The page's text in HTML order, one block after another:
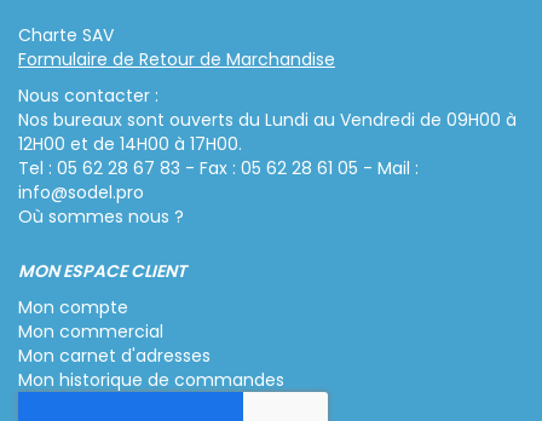
Charte SAV
Formulaire de Retour de Marchandise
Nous contacter :
Nos bureaux sont ouverts du Lundi au Vendredi de 09H00 à
12H00 et de 14H00 à 17H00.
Tel : 05 62 28 67 83 - Fax : 05 62 28 61 05 - Mail :
info@sodel.pro
Où sommes nous ?
MON ESPACE CLIENT
Mon compte
Mon commercial
Mon carnet d'adresses
Mon historique de commandes